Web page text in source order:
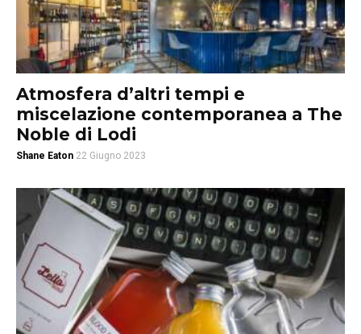
Atmosfera d’altri tempi e
miscelazione contemporanea a The
Noble di Lodi
Shane Eaton 22 Giugno 2023